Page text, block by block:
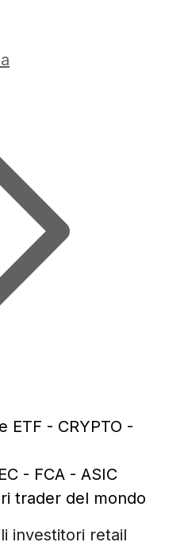
ETF - CRYPTO -
- FCA - ASIC
trader del mondo
investitori retail